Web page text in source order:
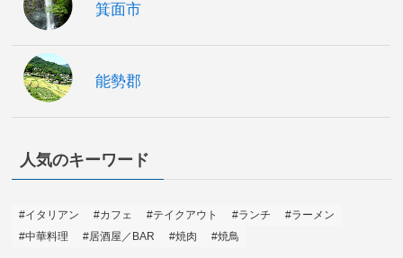
箕面市
能勢郡
人気のキーワード
#イタリアン #カフェ #テイクアウト #ランチ
#ラーメン
#中華料理
#居酒屋／BAR #焼肉 #焼鳥